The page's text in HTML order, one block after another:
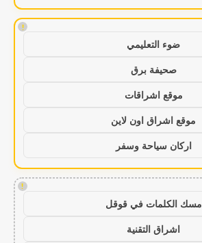
!
ضوء التعليمي
صحيفة برق
موقع اشراقات
موقع اشراق اون لاين
اركان سياحة وسفر
!
مسك الكلمات في قوقل
اشراق التقنية